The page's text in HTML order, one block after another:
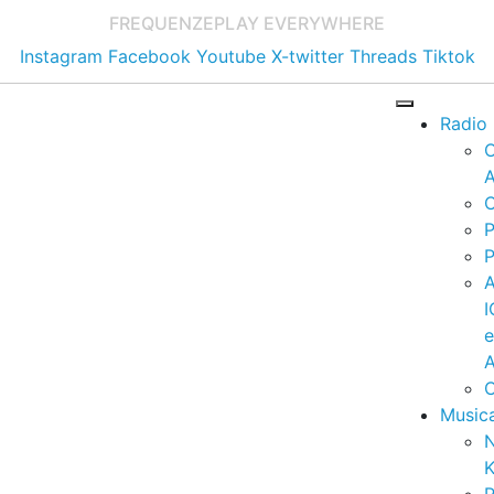
FREQUENZEPLAY EVERYWHERE
Instagram Facebook Youtube X-twitter Threads Tiktok
Radio
e